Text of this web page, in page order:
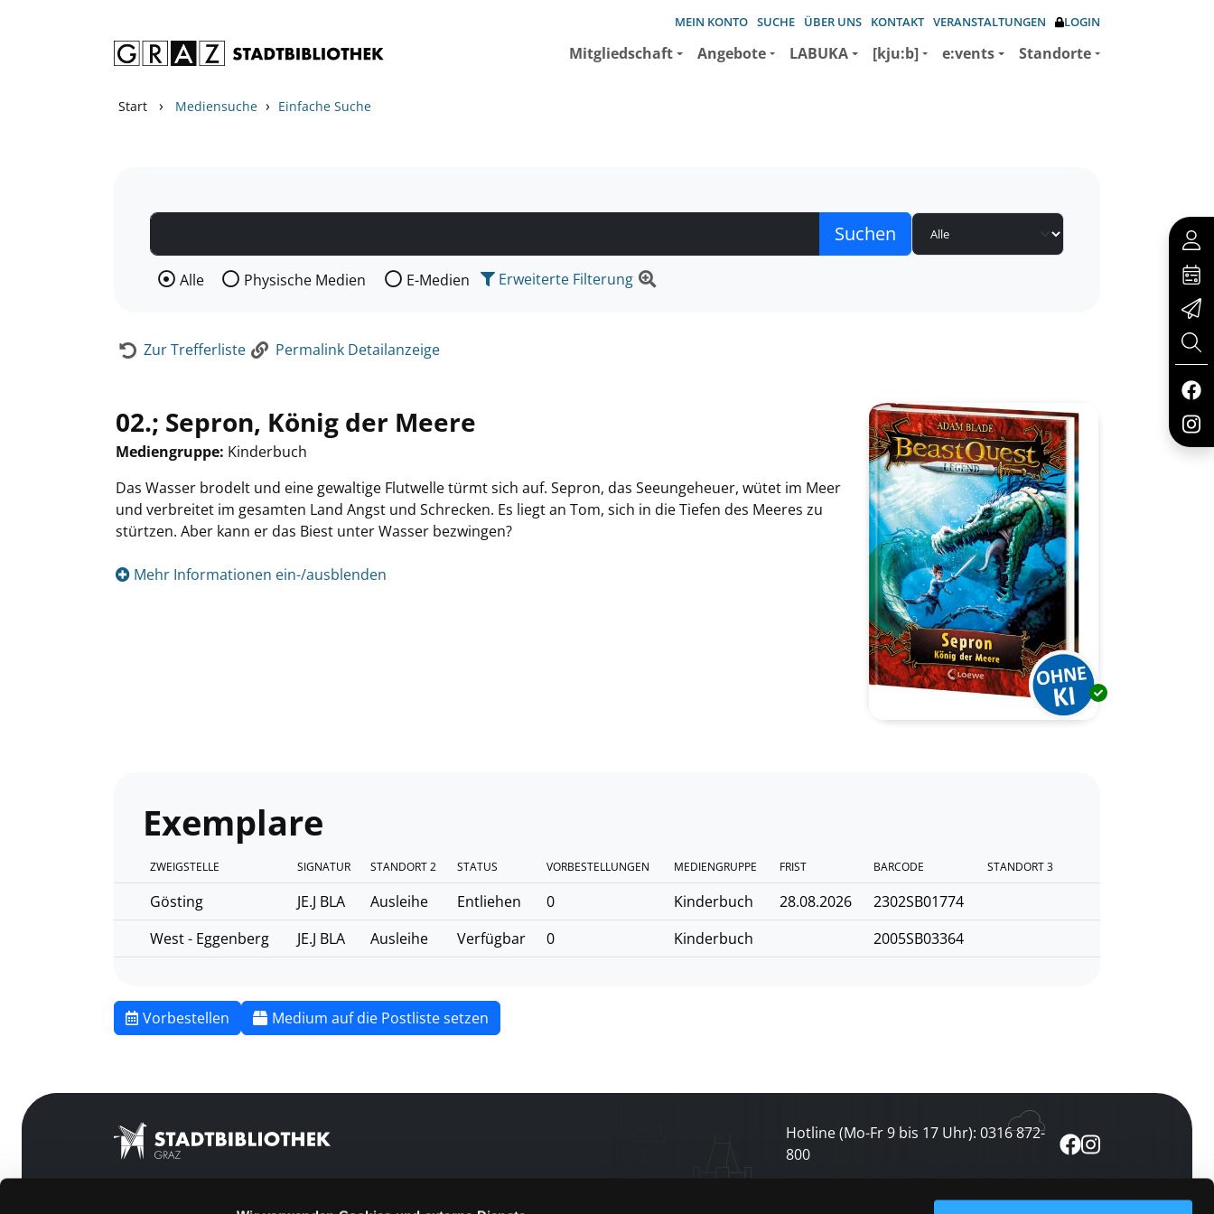
MEIN KONTO SUCHE ÜBER UNS KONTAKT VERANSTALTUNGEN LOGIN
Mitgliedschaft Angebote LABUKA [kju:b] e:vents Standorte
Start › Mediensuche › Einfache Suche
Wählen Sie die Medienart nach der Sie suchen wollen.
Alle Physische Medien E-Medien Erweiterte Filterung
Zur Trefferliste Permalink Detailanzeige
02.; Sepron, König der Meere
Mediengruppe: Kinderbuch
Das Wasser brodelt und eine gewaltige Flutwelle türmt sich auf. Sepron, das Seeungeheuer, wütet im Meer
und verbreitet im gesamten Land Angst und Schrecken. Es liegt an Tom, sich in die Tiefen des Meeres zu
stürtzen. Aber kann er das Biest unter Wasser bezwingen?
Mehr Informationen ein-/ausblenden
Exemplare
ZWEIGSTELLE SIGNATUR STANDORT 2 STATUS VORBESTELLUNGEN MEDIENGRUPPE FRIST BARCODE STANDORT 3
Gösting JE.J BLA Ausleihe Entliehen 0 Kinderbuch 28.08.2026
2302SB01774
West - Eggenberg
JE.J BLA Ausleihe Verfügbar 0 Kinderbuch 2005SB03364
Vorbestellen Medium auf die Postliste setzen
Hotline (Mo-Fr 9 bis 17 Uhr): 0316 872-
800